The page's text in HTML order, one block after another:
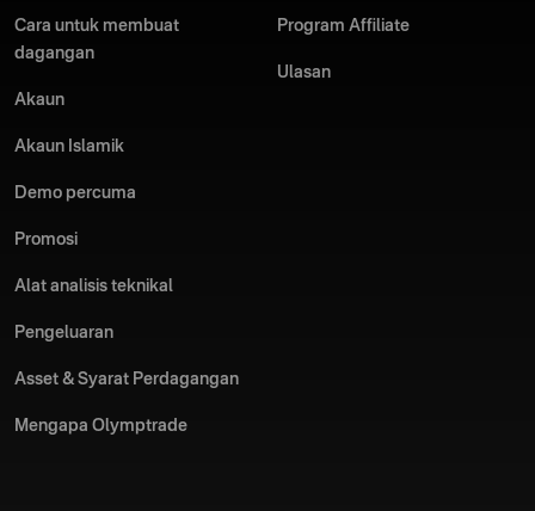
Cara untuk membuat
dagangan
Akaun
Akaun Islamik
Demo percuma
Promosi
Alat analisis teknikal
Pengeluaran
Asset & Syarat Perdagangan
Mengapa Olymptrade
Program Affiliate
Ulasan